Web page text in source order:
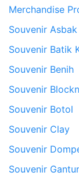
Merchandise
Souvenir Asbak
Souvenir Batik
Souvenir Benih
Souvenir
Souvenir Botol
Souvenir Clay
Souvenir
Souvenir